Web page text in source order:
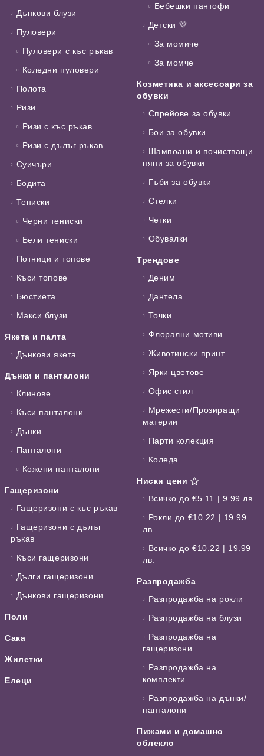
Дънкови блузи
Пуловери
Пуловери с къс ръкав
Коледни пуловери
Полота
Ризи
Ризи с къс ръкав
Ризи с дълъг ръкав
Суичъри
Бодита
Тениски
Черни тениски
Бели тениски
Потници и топове
Къси топове
Бюстиета
Макси блузи
Якета и палта
Дънкови якета
Дънки и панталони
Клинове
Къси панталони
Дънки
Панталони
Кожени панталони
Гащеризони
Гащеризони с къс ръкав
Гащеризони с дълъг
ръкав
Къси гащеризони
Дълги гащеризони
Дънкови гащеризони
Поли
Сака
Жилетки
Елеци
Бебешки пантофи
Детски 💜
За момиче
За момче
Козметика и аксесоари за
обувки
Спрейове за обувки
Бои за обувки
Шампоани и почистващи
пяни за обувки
Гъби за обувки
Стелки
Четки
Обувалки
Трендове
Деним
Дантела
Точки
Флорални мотиви
Животински принт
Ярки цветове
Офис стил
Мрежести/Прозиращи
материи
Парти колекция
Коледа
Ниски цени ⚝
Всичко до €5.11 | 9.99 лв.
Рокли до €10.22 | 19.99
лв.
Всичко до €10.22 | 19.99
лв.
Разпродажба
Разпродажба на рокли
Разпродажба на блузи
Разпродажба на
гащеризони
Разпродажба на
комплекти
Разпродажба на дънки/
панталони
Пижами и домашно
облекло